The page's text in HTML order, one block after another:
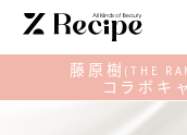
藤原樹 (THE
コラボキ